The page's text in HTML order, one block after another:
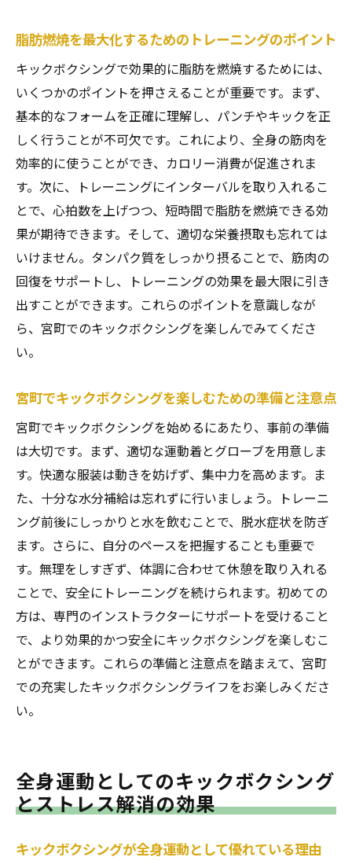
宮町での実際のキックボクシング体験者の
効果が実感できるキックボクシングのトレ
ーニングメニュー
キックボクシングで得られる具体的な健康
改善例
宮町のジムでのキックボクシング体験談の
共有
キックボクシングを通じて得られるメンタ
ルの変化
宮町でのキックボクシング仲間との交流の
楽しみ
脂肪燃焼を加速するためのキックボクシングプ
脂肪燃焼効果を高めるキックボクシングの
プログラム
宮町で試せる人気のキックボクシングクラ
ス紹介
短期間で成果を出すためのトレーニングの
キックボクシングでの脂肪燃焼を加速させ
るテクニック
宮町のジムで提供される多様なプログラム
の活用法
脂肪燃焼を助けるキックボクシング専用サ
プリメントの選び方
キックボクシングがもたらす心身の変革と宮町
宮町でのキックボクシングの体験価値と
は？
心の健康を保つためのキックボクシングの
脂肪燃焼を最大化するためのトレーニングのポイント
キックボクシングで効果的に脂肪を燃焼するためには、
いくつかのポイントを押さえることが重要です。まず、
基本的なフォームを正確に理解し、パンチやキックを正
しく行うことが不可欠です。これにより、全身の筋肉を
効率的に使うことができ、カロリー消費が促進されま
す。次に、トレーニングにインターバルを取り入れるこ
とで、心拍数を上げつつ、短時間で脂肪を燃焼できる効
果が期待できます。そして、適切な栄養摂取も忘れては
いけません。タンパク質をしっかり摂ることで、筋肉の
回復をサポートし、トレーニングの効果を最大限に引き
出すことができます。これらのポイントを意識しなが
ら、宮町でのキックボクシングを楽しんでみてくださ
い。
宮町でキックボクシングを楽しむための準備と注意点
宮町でキックボクシングを始めるにあたり、事前の準備
は大切です。まず、適切な運動着とグローブを用意しま
す。快適な服装は動きを妨げず、集中力を高めます。ま
た、十分な水分補給は忘れずに行いましょう。トレーニ
ング前後にしっかりと水を飲むことで、脱水症状を防ぎ
ます。さらに、自分のペースを把握することも重要で
す。無理をしすぎず、体調に合わせて休憩を取り入れる
ことで、安全にトレーニングを続けられます。初めての
方は、専門のインストラクターにサポートを受けること
で、より効果的かつ安全にキックボクシングを楽しむこ
とができます。これらの準備と注意点を踏まえて、宮町
での充実したキックボクシングライフをお楽しみくださ
い。
全身運動としてのキックボクシング
とストレス解消の効果
キックボクシングが全身運動として優れている理由